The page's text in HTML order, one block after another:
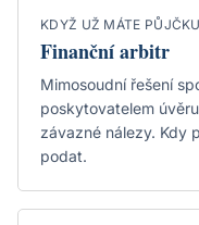
KDYŽ UŽ MÁTE PŮJČKU
Finanční arbitr
Mimosoudní řešení
poskytovatelem
závazné nálezy. Kdy
podat.